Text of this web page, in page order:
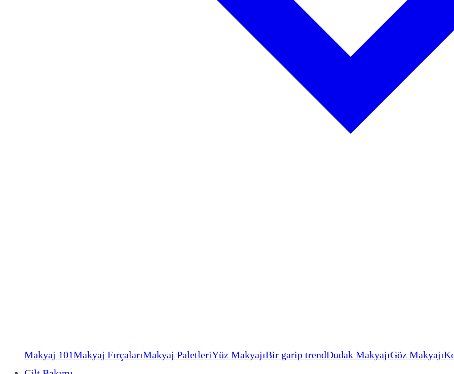
Makyaj 101Makyaj FırçalarıMakyaj PaletleriYüz MakyajıBir garip trendDudak MakyajıGöz Makyajı